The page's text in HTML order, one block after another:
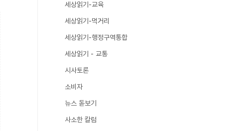
세상읽기-교육
세상읽기-먹거리
세상읽기-행정구역통합
세상읽기 - 교통
시사토론
소비자
뉴스 돋보기
사소한 칼럼